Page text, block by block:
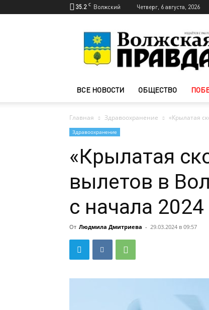
35.2 C Волжский Четверг, 6 августа, 2026
Волжского
—
Волжская
ВСЕ НОВОСТИ ОБЩЕСТВО
Главная Здравоохранение «Крылатая
Здравоохранение
«Крылатая
вылетов в
с начала 2024
От Людмила Дмитриева - 29.03.2024 в 09:57